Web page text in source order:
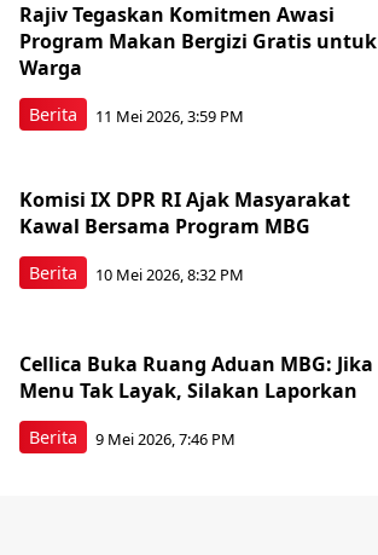
Berita
Rajiv Tegaskan Komitmen Awasi
Program Makan Bergizi Gratis untuk
Warga
11 Mei 2026, 3:59 PM
Berita
Komisi IX DPR RI Ajak Masyarakat
Kawal Bersama Program MBG
10 Mei 2026, 8:32 PM
Berita
Cellica Buka Ruang Aduan MBG: Jika
Menu Tak Layak, Silakan Laporkan
9 Mei 2026, 7:46 PM